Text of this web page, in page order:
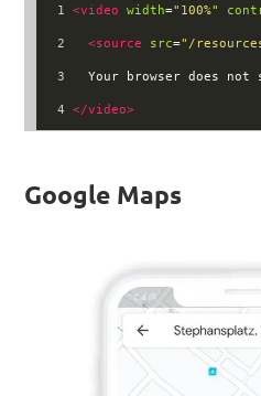
1 <video width="100%"
2 <source src="/
3
Your browser does not
4 </video>
Google Maps